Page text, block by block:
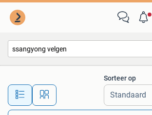
Alle afstanden…
Sorteer op